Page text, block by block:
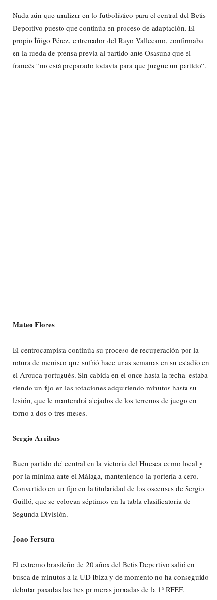
Nada aún que analizar en lo futbolístico para el central del Betis
Deportivo puesto que continúa en proceso de adaptación. El
propio Íñigo Pérez, entrenador del Rayo Vallecano, confirmaba
en la rueda de prensa previa al partido ante Osasuna que el
francés “no está preparado todavía para que juegue un partido”.
Mateo Flores
El centrocampista continúa su proceso de recuperación por la
rotura de menisco que sufrió hace unas semanas en su estadío en
el Arouca portugués. Sin cabida en el once hasta la fecha, estaba
siendo un fijo en las rotaciones adquiriendo minutos hasta su
lesión, que le mantendrá alejados de los terrenos de juego en
torno a dos o tres meses.
Sergio Arribas
Buen partido del central en la victoria del Huesca como local y
por la mínima ante el Málaga, manteniendo la portería a cero.
Convertido en un fijo en la titularidad de los oscenses de Sergio
Guilló, que se colocan séptimos en la tabla clasificatoria de
Segunda División.
Joao Fersura
El extremo brasileño de 20 años del Betis Deportivo salió en
busca de minutos a la UD Ibiza y de momento no ha conseguido
debutar pasadas las tres primeras jornadas de la 1ª RFEF.